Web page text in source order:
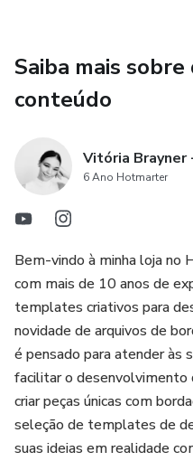
- Agradecimento e suas
Saiba mais
conteúdo
Vitória
6 Ano Hotmarter
Bem-vindo à minha loja no
com mais de 10 anos de
templates criativos para
novidade de arquivos de
é pensado para atender às
facilitar o desenvolvimento
criar peças únicas com
seleção de templates de
suas ideias em realidade